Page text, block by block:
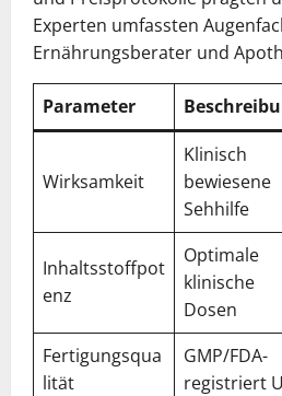
Experten umfassten
Ernährungsberater und
Parameter
Wirksamkeit
Klinisch
bewiesene
Sehhilfe
Inhaltsstoffpot
enz
Optimale
klinische
Dosen
Fertigungsqua
lität
GMP/FDA-
registriert